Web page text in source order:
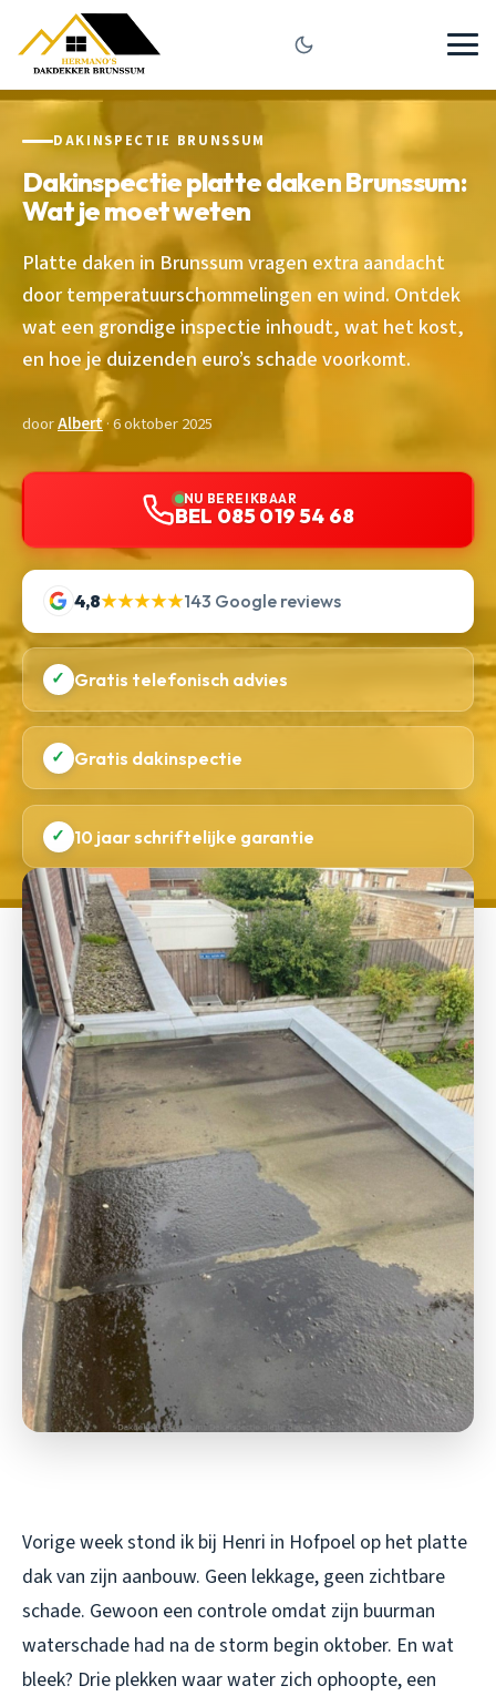
DAKINSPECTIE BRUNSSUM
Dakinspectie platte daken Brunssum:
Wat je moet weten
Platte daken in Brunssum vragen extra aandacht
door temperatuurschommelingen en wind. Ontdek
wat een grondige inspectie inhoudt, wat het kost,
en hoe je duizenden euro’s schade voorkomt.
doorAlbert· 6 oktober 2025
NU BEREIKBAAR
BEL 085 019 54 68
4,8★★★★★143 Google reviews
✓ Gratis telefonisch advies
✓ Gratis dakinspectie
✓ 10 jaar schriftelijke garantie
Vorige week stond ik bij Henri in Hofpoel op het platte
dak van zijn aanbouw. Geen lekkage, geen zichtbare
schade. Gewoon een controle omdat zijn buurman
waterschade had na de storm begin oktober. En wat
bleek? Drie plekken waar water zich ophoopte, een